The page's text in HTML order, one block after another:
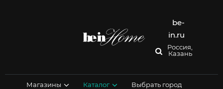
be-
in.ru
Россия,
Казань
Магазины Каталог Выбрать город